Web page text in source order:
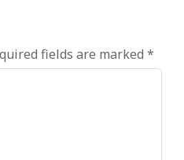
fields are marked *